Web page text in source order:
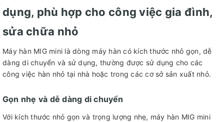
dụng, phù hợp cho công việc gia đình,
sửa chữa nhỏ
Máy hàn MIG mini là dòng máy hàn có kích thước nhỏ gọn, dễ
dàng di chuyển và sử dụng, thường được sử dụng cho các
công việc hàn nhỏ tại nhà hoặc trong các cơ sở sản xuất nhỏ.
Gọn nhẹ và dễ dàng di chuyển
Với kích thước nhỏ gọn và trọng lượng nhẹ, máy hàn MIG mini